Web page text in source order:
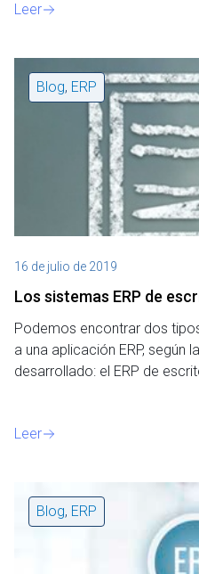
Leer
Blog, ERP
16 de julio de 2019
Los sistemas ERP de
Podemos encontrar dos
a una aplicación ERP, según
desarrollado: el ERP de
Leer
Blog, ERP